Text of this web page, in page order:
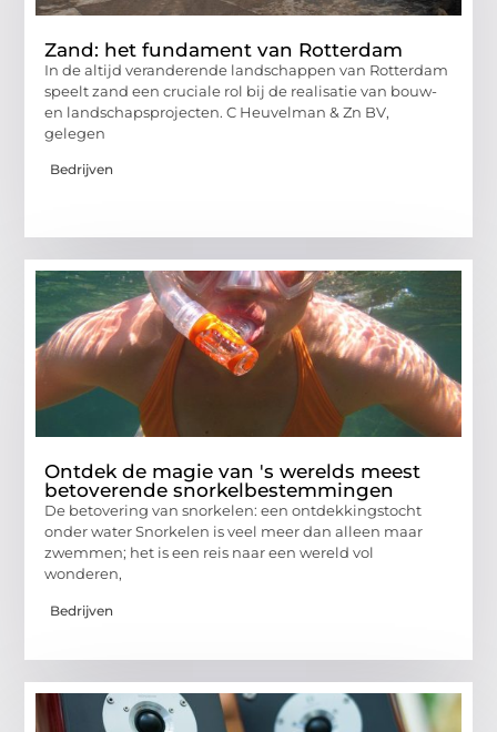
Zand: het fundament van Rotterdam
In de altijd veranderende landschappen van Rotterdam
speelt zand een cruciale rol bij de realisatie van bouw-
en landschapsprojecten. C Heuvelman & Zn BV,
gelegen
Bedrijven
Ontdek de magie van 's werelds meest
betoverende snorkelbestemmingen
De betovering van snorkelen: een ontdekkingstocht
onder water Snorkelen is veel meer dan alleen maar
zwemmen; het is een reis naar een wereld vol
wonderen,
Bedrijven